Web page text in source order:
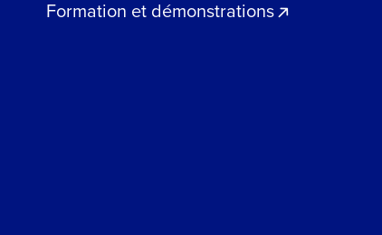
Formation et démonstrations